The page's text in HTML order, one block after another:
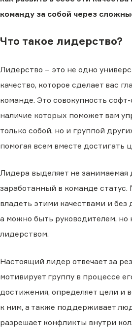
команду за собой через
Что такое лидерство?
Лидерство – это не одно
качество, которое сделает вас
команде. Это совокупность софт-
наличие которых поможет вам
только собой, но и группой
помогая всем вместе достигать
Лидера выделяет не занимаемая
заработанный в команде
владеть этими качествами и без
а можно быть руководителем, но
лидерством.
Настоящий лидер отвечает за
мотивирует группу в процессе
достижения, определяет цели и
к ним, а также поддерживает
разрешает конфликты внутри